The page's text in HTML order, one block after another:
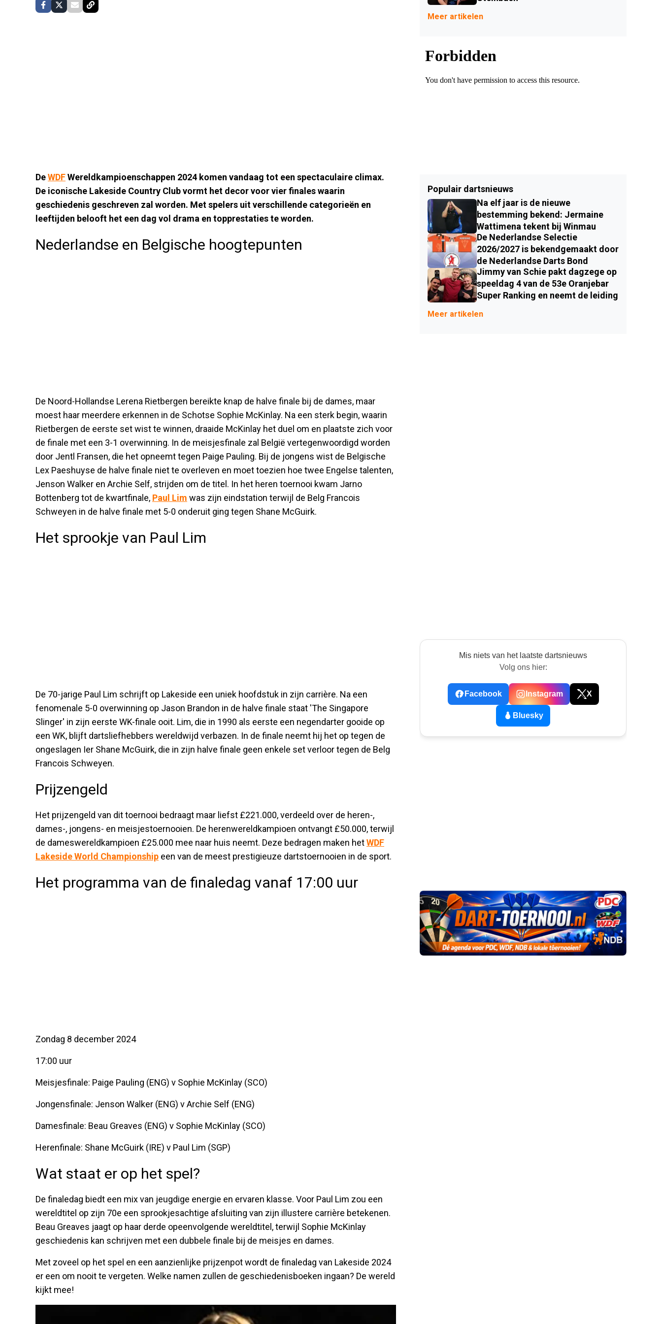
DeWDFWereldkampioenschappen 2024 komen vandaag tot een spectaculaire climax.
De iconische Lakeside Country Club vormt het decor voor vier finales waarin
geschiedenis geschreven zal worden. Met spelers uit verschillende categorieën en
leeftijden belooft het een dag vol drama en topprestaties te worden.
Nederlandse en Belgische hoogtepunten
De Noord-Hollandse Lerena Rietbergen bereikte knap de halve finale bij de dames, maar
moest haar meerdere erkennen in de Schotse Sophie McKinlay. Na een sterk begin, waarin
Rietbergen de eerste set wist te winnen, draaide McKinlay het duel om en plaatste zich voor
de finale met een 3-1 overwinning. In de meisjesfinale zal België vertegenwoordigd worden
door Jentl Fransen, die het opneemt tegen Paige Pauling. Bij de jongens wist de Belgische
Lex Paeshuyse de halve finale niet te overleven en moet toezien hoe twee Engelse talenten,
Jenson Walker en Archie Self, strijden om de titel. In het heren toernooi kwam Jarno
Bottenberg tot de kwartfinale, Paul Lim was zijn eindstation terwijl de Belg Francois
Schweyen in de halve finale met 5-0 onderuit ging tegen Shane McGuirk.
Het sprookje van Paul Lim
De 70-jarige Paul Lim schrijft op Lakeside een uniek hoofdstuk in zijn carrière. Na een
fenomenale 5-0 overwinning op Jason Brandon in de halve finale staat 'The Singapore
Slinger' in zijn eerste WK-finale ooit. Lim, die in 1990 als eerste een negendarter gooide op
een WK, blijft dartsliefhebbers wereldwijd verbazen. In de finale neemt hij het op tegen de
ongeslagen Ier Shane McGuirk, die in zijn halve finale geen enkele set verloor tegen de Belg
Francois Schweyen.
Prijzengeld
Het prijzengeld van dit toernooi bedraagt maar liefst £221.000, verdeeld over de heren-,
dames-, jongens- en meisjestoernooien. De herenwereldkampioen ontvangt £50.000, terwijl
de dameswereldkampioen £25.000 mee naar huis neemt. Deze bedragen maken hetWDF
Lakeside World Championship een van de meest prestigieuze dartstoernooien in de sport.
Het programma van de finaledag vanaf 17:00 uur
Zondag 8 december 2024
17:00 uur
Meisjesfinale: Paige Pauling (ENG) v Sophie McKinlay (SCO)
Jongensfinale: Jenson Walker (ENG) v Archie Self (ENG)
Damesfinale: Beau Greaves (ENG) v Sophie McKinlay (SCO)
Herenfinale: Shane McGuirk (IRE) v Paul Lim (SGP)
Wat staat er op het spel?
De finaledag biedt een mix van jeugdige energie en ervaren klasse. Voor Paul Lim zou een
wereldtitel op zijn 70e een sprookjesachtige afsluiting van zijn illustere carrière betekenen.
Beau Greaves jaagt op haar derde opeenvolgende wereldtitel, terwijl Sophie McKinlay
geschiedenis kan schrijven met een dubbele finale bij de meisjes en dames.
Met zoveel op het spel en een aanzienlijke prijzenpot wordt de finaledag van Lakeside 2024
er een om nooit te vergeten. Welke namen zullen de geschiedenisboeken ingaan? De wereld
kijkt mee!
Meer artikelen
Populair dartsnieuws
Na elf jaar is de nieuwe
bestemming bekend: Jermaine
Wattimena tekent bij Winmau
De Nederlandse Selectie
2026/2027 is bekendgemaakt door
de Nederlandse Darts Bond
Jimmy van Schie pakt dagzege op
speeldag 4 van de 53e Oranjebar
Super Ranking en neemt de leiding
Meer artikelen
Mis niets van het laatste dartsnieuws
Volg ons hier:
Facebook Instagram X
Bluesky